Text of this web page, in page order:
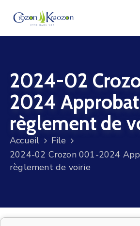
VIE
LOCALE
VIE
SOCIALE
TERRE
ET
MER
2024-02
2024
règlement de
Accueil
File
2024-02 Crozon 001-2024
règlement de voirie